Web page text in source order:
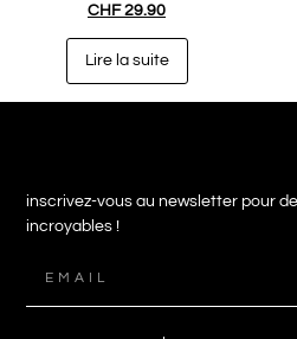
CHF29.90
Lire la suite
inscrivez-vous au newsletter pour
incroyables !